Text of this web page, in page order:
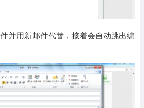
并用新邮件代替，接着会自动跳出编